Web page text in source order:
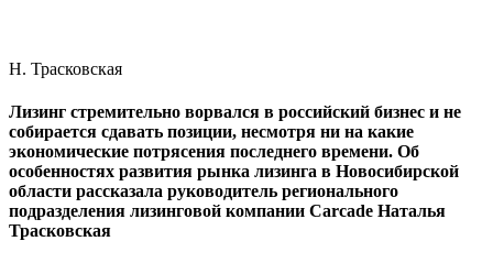
Н. Трасковская
Лизинг стремительно ворвался в российский бизнес и не
собирается сдавать позиции, несмотря ни на какие
экономические потрясения последнего времени. Об
особенностях развития рынка лизинга в Новосибирской
области рассказала руководитель регионального
подразделения лизинговой компании Carcade Наталья
Трасковская